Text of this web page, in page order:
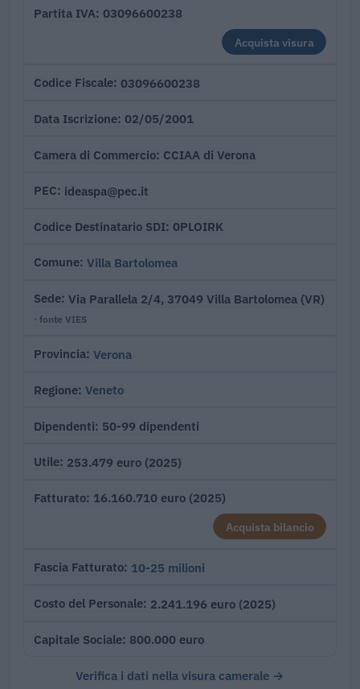
Partita IVA 03096600238
Acquista visura
Codice Fiscale 03096600238
Data Iscrizione 02/05/2001
Camera di Commercio CCIAA di Verona
PEC ideaspa@pec.it
Codice Destinatario SDI 0PLOIRK
Comune Villa Bartolomea
Sede Via Parallela 2/4, 37049 Villa Bartolomea (VR)
· fonte VIES
Provincia Verona
Regione Veneto
Dipendenti 50-99 dipendenti
Utile 253.479 euro (2025)
Fatturato 16.160.710 euro (2025)
Acquista bilancio
Fascia Fatturato 10-25 milioni
Costo del Personale 2.241.196 euro (2025)
Capitale Sociale 800.000 euro
Verifica i dati nella visura camerale →